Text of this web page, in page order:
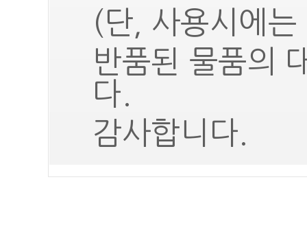
(단, 사용시에
반품된 물품의
다.
감사합니다.